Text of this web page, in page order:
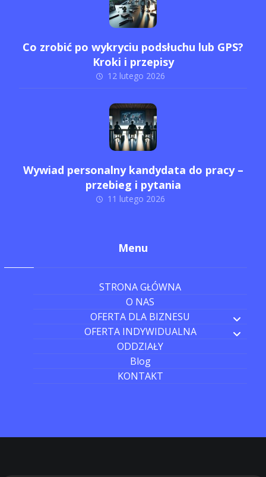
Co zrobić po wykryciu podsłuchu lub GPS?
Kroki i przepisy
12 lutego 2026
Wywiad personalny kandydata do pracy –
przebieg i pytania
11 lutego 2026
Menu
STRONA GŁÓWNA
O NAS
OFERTA DLA BIZNESU
OFERTA INDYWIDUALNA
ODDZIAŁY
Blog
KONTAKT